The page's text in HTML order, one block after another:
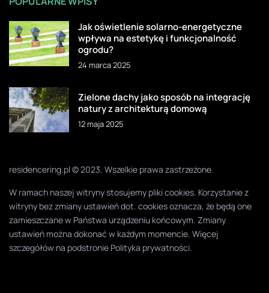
Jak oświetlenie solarno-energetyczne
wpływa na estetykę i funkcjonalność
ogrodu?
24 marca 2025
Zielone dachy jako sposób na integrację
natury z architekturą domową
12 maja 2025
residencering.pl © 2023. Wszelkie prawa zastrzeżone.
W ramach naszej witryny stosujemy pliki cookies. Korzystanie z
witryny bez zmiany ustawień dot. cookies oznacza, że będą one
zamieszczane w Państwa urządzeniu końcowym. Zmiany
ustawień można dokonać w każdym momencie. Więcej
szczegółów na podstronie Polityka prywatności.